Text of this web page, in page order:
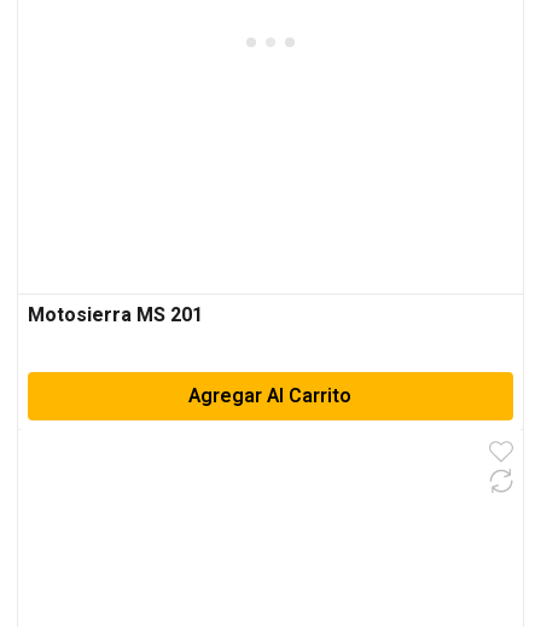
Motosierra MS 201
Agregar Al Carrito